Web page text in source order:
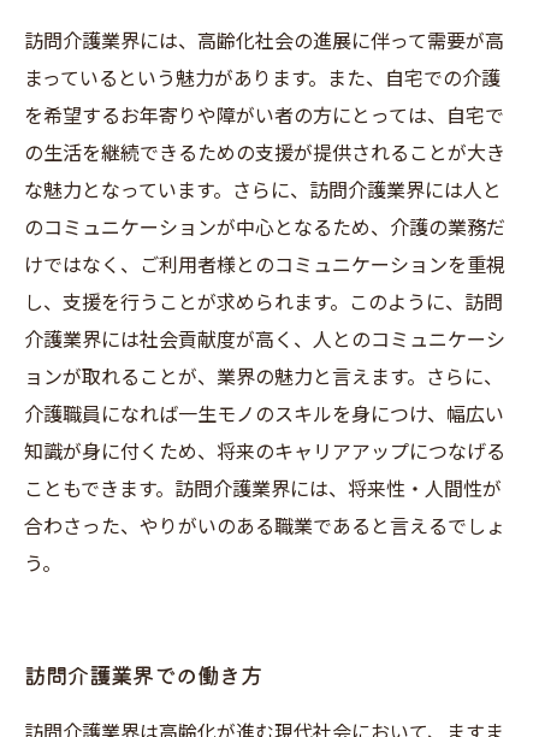
訪問介護業界には、高齢化社会の進展に伴って需要が高
まっているという魅力があります。また、自宅での介護
を希望するお年寄りや障がい者の方にとっては、自宅で
の生活を継続できるための支援が提供されることが大き
な魅力となっています。さらに、訪問介護業界には人と
のコミュニケーションが中心となるため、介護の業務だ
けではなく、ご利用者様とのコミュニケーションを重視
し、支援を行うことが求められます。このように、訪問
介護業界には社会貢献度が高く、人とのコミュニケーシ
ョンが取れることが、業界の魅力と言えます。さらに、
介護職員になれば一生モノのスキルを身につけ、幅広い
知識が身に付くため、将来のキャリアアップにつなげる
こともできます。訪問介護業界には、将来性・人間性が
合わさった、やりがいのある職業であると言えるでしょ
う。
訪問介護業界での働き方